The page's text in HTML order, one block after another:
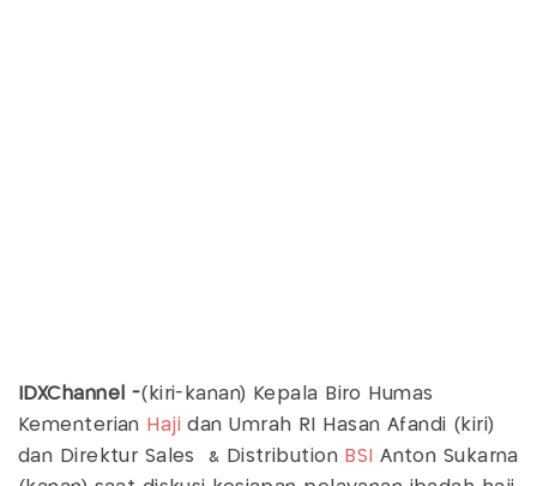
IDXChannel -(kiri-kanan) Kepala Biro Humas
Kementerian Haji dan Umrah RI Hasan Afandi (kiri)
dan Direktur Sales & Distribution BSI
Anton Sukarna